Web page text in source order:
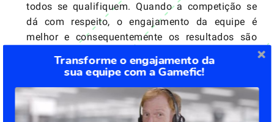
todos se qualifiquem. Quando a competição se
dá com respeito, o engajamento da equipe é
melhor e consequentemente os resultados são
encaixar perfeitamente, já que abrange todos
6- Na linha de chegada…
Transforme o engajamento da
sua equipe com a Gamefic!